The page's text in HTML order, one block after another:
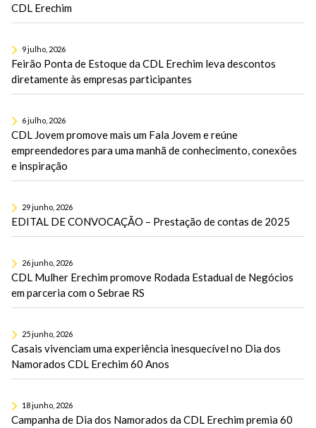
CDL Erechim
9 julho, 2026
Feirão Ponta de Estoque da CDL Erechim leva descontos
diretamente às empresas participantes
6 julho, 2026
CDL Jovem promove mais um Fala Jovem e reúne
empreendedores para uma manhã de conhecimento, conexões
e inspiração
29 junho, 2026
EDITAL DE CONVOCAÇÃO – Prestação de contas de 2025
26 junho, 2026
CDL Mulher Erechim promove Rodada Estadual de Negócios
em parceria com o Sebrae RS
25 junho, 2026
Casais vivenciam uma experiência inesquecível no Dia dos
Namorados CDL Erechim 60 Anos
18 junho, 2026
Campanha de Dia dos Namorados da CDL Erechim premia 60